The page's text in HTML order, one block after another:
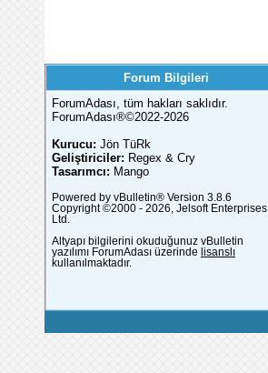
Forum Bilgileri
ForumAdası, tüm hakları saklıdır.
ForumAdası®©2022-2026
Kurucu: Jön TüRk
Geliştiriciler: Regex & Cry
Tasarımcı: Mango
Powered by vBulletin® Version 3.8.6
Copyright ©2000 - 2026, Jelsoft Enterprises
Ltd.
Altyapı bilgilerini okuduğunuz vBulletin
yazılımı ForumAdası üzerinde lisanslı
kullanılmaktadır.